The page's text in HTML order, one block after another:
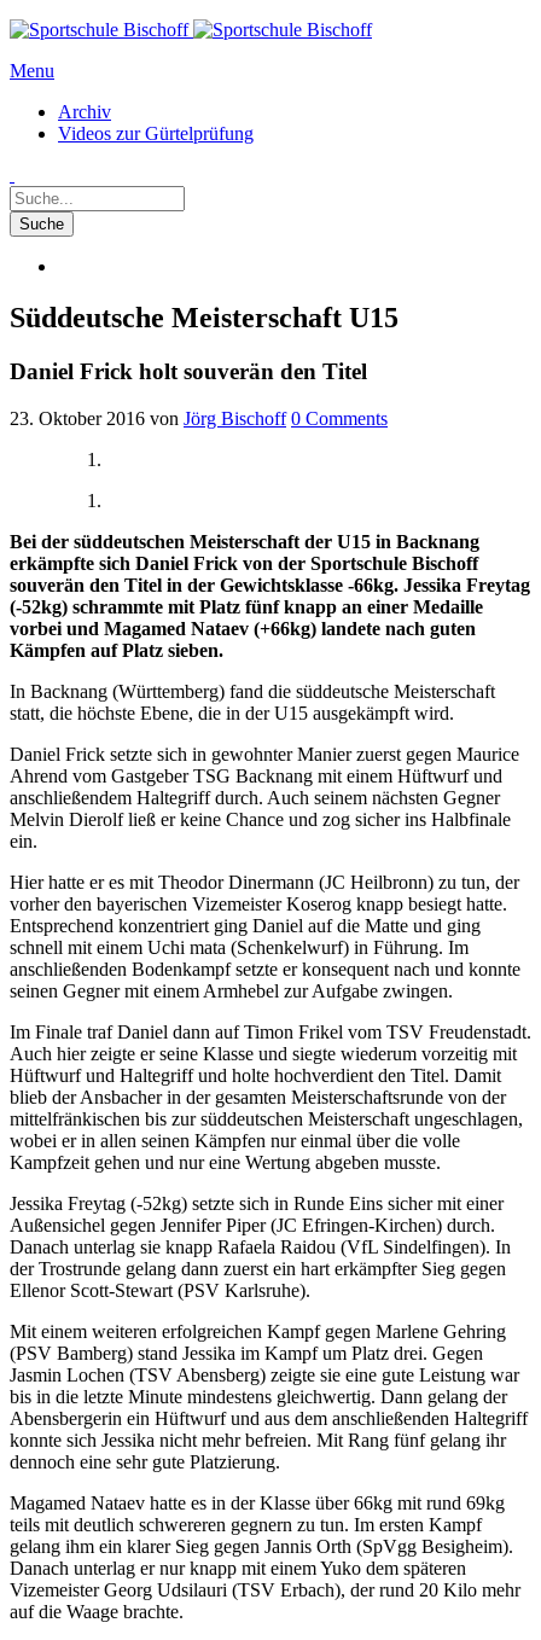
Menu
Archiv
Videos zur Gürtelprüfung
Süddeutsche Meisterschaft U15
Daniel Frick holt souverän den Titel
23. Oktober 2016 von Jörg Bischoff 0 Comments
Bei der süddeutschen Meisterschaft der U15 in Backnang
erkämpfte sich Daniel Frick von der Sportschule Bischoff
souverän den Titel in der Gewichtsklasse -66kg. Jessika Freytag
(-52kg) schrammte mit Platz fünf knapp an einer Medaille
vorbei und Magamed Nataev (+66kg) landete nach guten
Kämpfen auf Platz sieben.
In Backnang (Württemberg) fand die süddeutsche Meisterschaft
statt, die höchste Ebene, die in der U15 ausgekämpft wird.
Daniel Frick setzte sich in gewohnter Manier zuerst gegen Maurice
Ahrend vom Gastgeber TSG Backnang mit einem Hüftwurf und
anschließendem Haltegriff durch. Auch seinem nächsten Gegner
Melvin Dierolf ließ er keine Chance und zog sicher ins Halbfinale
ein.
Hier hatte er es mit Theodor Dinermann (JC Heilbronn) zu tun, der
vorher den bayerischen Vizemeister Koserog knapp besiegt hatte.
Entsprechend konzentriert ging Daniel auf die Matte und ging
schnell mit einem Uchi mata (Schenkelwurf) in Führung. Im
anschließenden Bodenkampf setzte er konsequent nach und konnte
seinen Gegner mit einem Armhebel zur Aufgabe zwingen.
Im Finale traf Daniel dann auf Timon Frikel vom TSV Freudenstadt.
Auch hier zeigte er seine Klasse und siegte wiederum vorzeitig mit
Hüftwurf und Haltegriff und holte hochverdient den Titel. Damit
blieb der Ansbacher in der gesamten Meisterschaftsrunde von der
mittelfränkischen bis zur süddeutschen Meisterschaft ungeschlagen,
wobei er in allen seinen Kämpfen nur einmal über die volle
Kampfzeit gehen und nur eine Wertung abgeben musste.
Jessika Freytag (-52kg) setzte sich in Runde Eins sicher mit einer
Außensichel gegen Jennifer Piper (JC Efringen-Kirchen) durch.
Danach unterlag sie knapp Rafaela Raidou (VfL Sindelfingen). In
der Trostrunde gelang dann zuerst ein hart erkämpfter Sieg gegen
Ellenor Scott-Stewart (PSV Karlsruhe).
Mit einem weiteren erfolgreichen Kampf gegen Marlene Gehring
(PSV Bamberg) stand Jessika im Kampf um Platz drei. Gegen
Jasmin Lochen (TSV Abensberg) zeigte sie eine gute Leistung war
bis in die letzte Minute mindestens gleichwertig. Dann gelang der
Abensbergerin ein Hüftwurf und aus dem anschließenden Haltegriff
konnte sich Jessika nicht mehr befreien. Mit Rang fünf gelang ihr
dennoch eine sehr gute Platzierung.
Magamed Nataev hatte es in der Klasse über 66kg mit rund 69kg
teils mit deutlich schwereren gegnern zu tun. Im ersten Kampf
gelang ihm ein klarer Sieg gegen Jannis Orth (SpVgg Besigheim).
Danach unterlag er nur knapp mit einem Yuko dem späteren
Vizemeister Georg Udsilauri (TSV Erbach), der rund 20 Kilo mehr
auf die Waage brachte.